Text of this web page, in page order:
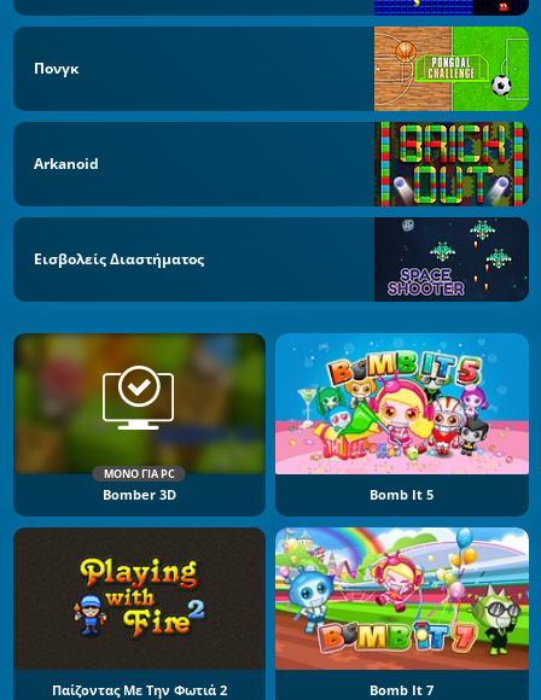
Πονγκ
Arkanoid
Εισβολείς Διαστήματος
ΜΌΝΟ ΓΙΑ PC
Bomber 3D Bomb It 5
Παίζοντας Με Την Φωτιά 2 Bomb It 7